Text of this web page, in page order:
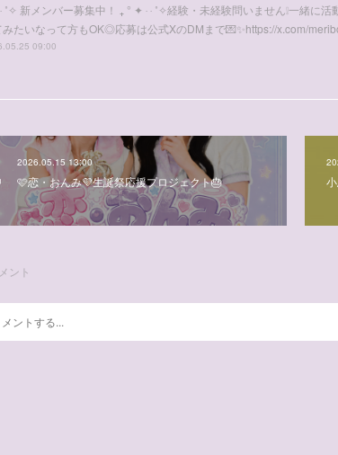
˚✧ 新メンバー募集中！ ₊ ° ✦ ‧ ‧ ˚✧経験・未経験問いません❕一緒に
みたいなって方もOK◎応募は公式XのDMまで💌✨https://
09:00
2026.05.15 13:00
🩷恋・おんみ💜生誕祭応援プロジェクト🎂
ント